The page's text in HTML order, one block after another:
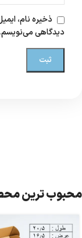
ذخیره نام،
دیدگاهی می‌نویسم.
محبوب ترین